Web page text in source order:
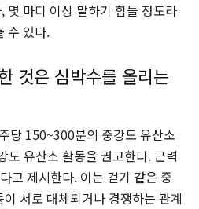
몇 마디 이상 말하기 힘들 정도라
수 있다.
것은 심박수를 올리는
당 150~300분의 중강도 유산소
도 유산소 활동을 권고한다. 근력
고 제시한다. 이는 걷기 같은 중
서로 대체되거나 경쟁하는 관계